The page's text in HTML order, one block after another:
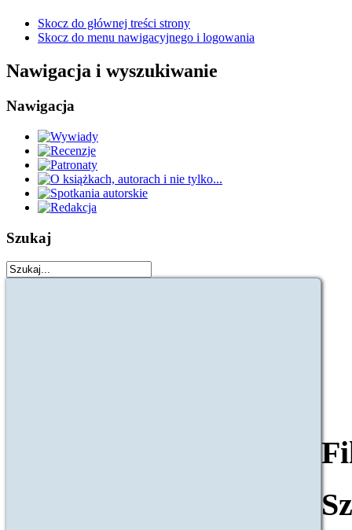
Skocz do głównej treści strony
Skocz do menu nawigacyjnego i logowania
Nawigacja i wyszukiwanie
Nawigacja
Szukaj